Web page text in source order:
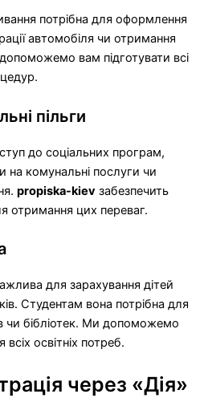
потрібна для оформлення
автомобіля чи отримання
вам підготувати всі
пільги
до соціальних програм,
на комунальні послуги чи
propiska-kiev забезпечить
отримання цих переваг.
для зарахування дітей
Студентам вона потрібна для
чи бібліотек. Ми допоможемо
освітніх потреб.
через «Дія»